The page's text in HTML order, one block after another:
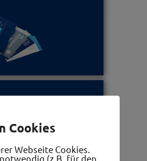
Cookies
Webseite Cookies.
(z.B. für den